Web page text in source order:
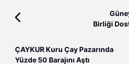
Birliği
ÇAYKUR Kuru Çay Pazarında
Yüzde 50 Barajını Aştı